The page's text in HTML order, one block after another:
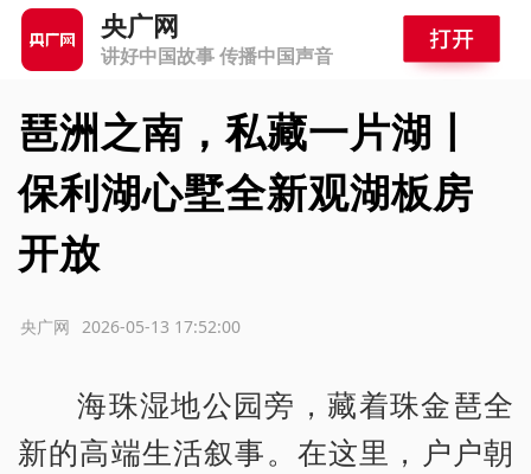
央广网
讲好中国故事 传播中国声音
琶洲之南，私藏一片湖丨
保利湖心墅全新观湖板房
开放
2026-05-13 17:52:00
央广网
海珠湿地公园旁，藏着珠金琶全
新的高端生活叙事。在这里，户户朝